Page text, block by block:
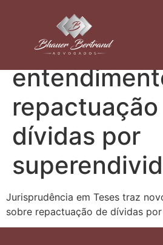
Teses traz
dívidas por
Jurisprudência em Teses traz
sobre repactuação de dívidas